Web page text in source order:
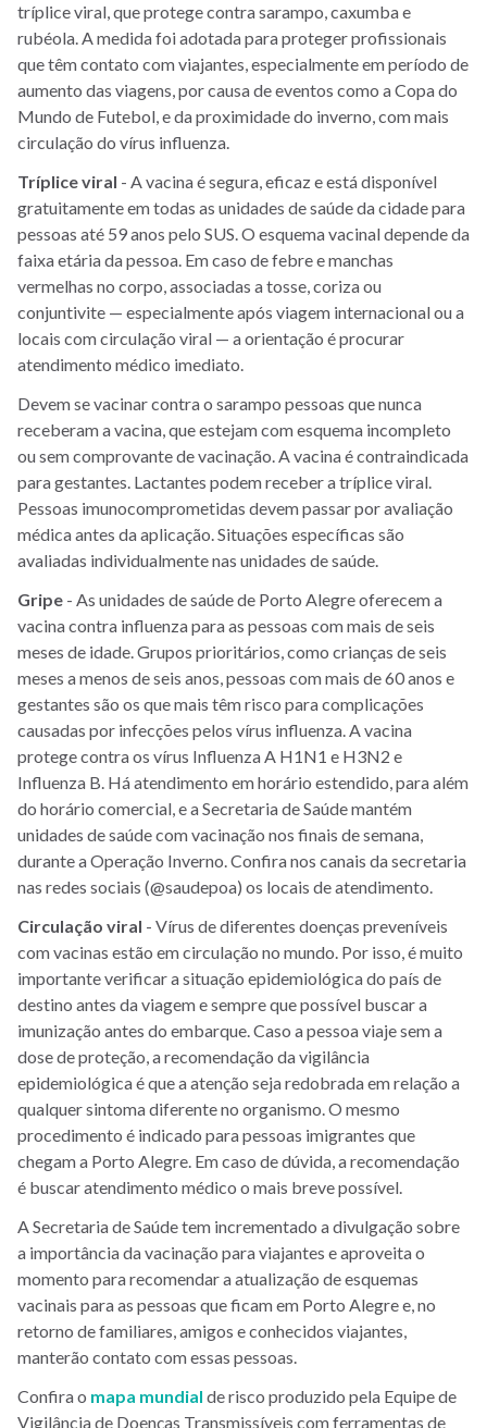
tríplice viral, que protege contra sarampo, caxumba e
rubéola. A medida foi adotada para proteger profissionais
que têm contato com viajantes, especialmente em período de
aumento das viagens, por causa de eventos como a Copa do
Mundo de Futebol, e da proximidade do inverno, com mais
circulação do vírus influenza.
Trípliceviral - A vacina é segura, eficaz e está disponível
gratuitamente em todas as unidades de saúde da cidade para
pessoas até 59 anos pelo SUS. O esquema vacinal depende da
faixa etária da pessoa. Em caso de febre e manchas
vermelhas no corpo, associadas a tosse, coriza ou
conjuntivite — especialmente após viagem internacional ou a
locais com circulação viral — a orientação é procurar
atendimento médico imediato.
Devem se vacinar contra o sarampo pessoas que nunca
receberam a vacina, que estejam com esquema incompleto
ou sem comprovante de vacinação. A vacina é contraindicada
para gestantes. Lactantes podem receber a tríplice viral.
Pessoas imunocomprometidas devem passar por avaliação
médica antes da aplicação. Situações específicas são
avaliadas individualmente nas unidades de saúde.
Gripe - As unidades de saúde de Porto Alegre oferecem a
vacina contra influenza para as pessoas com mais de seis
meses de idade. Grupos prioritários, como crianças de seis
meses a menos de seis anos, pessoas com mais de 60 anos e
gestantes são os que mais têm risco para complicações
causadas por infecções pelos vírus influenza. A vacina
protege contra os vírus Influenza A H1N1 e H3N2 e
Influenza B. Há atendimento em horário estendido, para além
do horário comercial, e a Secretaria de Saúde mantém
unidades de saúde com vacinação nos finais de semana,
durante a Operação Inverno. Confira nos canais da secretaria
nas redes sociais (@saudepoa) os locais de atendimento.
Circulação viral - Vírus de diferentes doenças preveníveis
com vacinas estão em circulação no mundo. Por isso, é muito
importante verificar a situação epidemiológica do país de
destino antes da viagem e sempre que possível buscar a
imunização antes do embarque. Caso a pessoa viaje sem a
dose de proteção, a recomendação da vigilância
epidemiológica é que a atenção seja redobrada em relação a
qualquer sintoma diferente no organismo. O mesmo
procedimento é indicado para pessoas imigrantes que
chegam a Porto Alegre. Em caso de dúvida, a recomendação
é buscar atendimento médico o mais breve possível.
A Secretaria de Saúde tem incrementado a divulgação sobre
a importância da vacinação para viajantes e aproveita o
momento para recomendar a atualização de esquemas
vacinais para as pessoas que ficam em Porto Alegre e, no
retorno de familiares, amigos e conhecidos viajantes,
manterão contato com essas pessoas.
Confira o mapa mundial de risco produzido pela Equipe de
Vigilância de Doenças Transmissíveis com ferramentas de